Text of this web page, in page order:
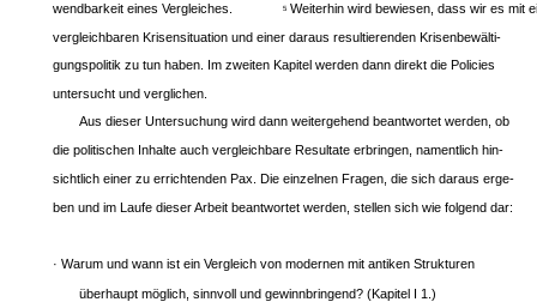
wendbarkeit eines Vergleiches. 5 Weiterhin wird bewiesen, dass wir es mit
vergleichbaren Krisensituation und einer daraus resultierenden Krisenbewälti-
gungspolitik zu tun haben. Im zweiten Kapitel werden dann direkt die Policies
untersucht und verglichen.
Aus dieser Untersuchung wird dann weitergehend beantwortet werden, ob
die politischen Inhalte auch vergleichbare Resultate erbringen, namentlich hin-
sichtlich einer zu errichtenden Pax. Die einzelnen Fragen, die sich daraus erge-
ben und im Laufe dieser Arbeit beantwortet werden, stellen sich wie folgend dar:
· Warum und wann ist ein Vergleich von modernen mit antiken Strukturen
überhaupt möglich, sinnvoll und gewinnbringend? (Kapitel I 1.)